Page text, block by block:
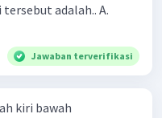
adalah.. A.
Jawaban terverifikasi
kiri bawah